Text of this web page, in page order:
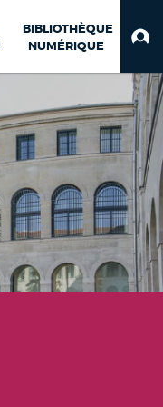
BIBLIOTHÈQUE
NUMÉRIQUE